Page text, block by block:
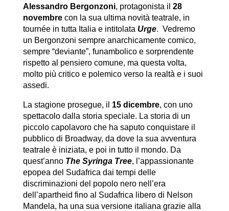
Alessandro Bergonzoni, protagonista il 28
novembrecon la sua ultima novità teatrale, in
tournée in tutta Italia e intitolata Urge. Vedremo
un Bergonzoni sempre anarchicamente comico,
sempre “deviante”, funambolico e sorprendente
rispetto al pensiero comune, ma questa volta,
molto più critico e polemico verso la realtà e i suoi
assedi.
La stagione prosegue, il 15 dicembre, con uno
spettacolo dalla storia speciale. La storia di un
piccolo capolavoro che ha saputo conquistare il
pubblico di Broadway, da dove la sua avventura
teatrale è iniziata, e poi in tutto il mondo. Da
quest’anno The Syringa Tree, l’appassionante
epopea del Sudafrica dai tempi delle
discriminazioni del popolo nero nell’era
dell’apartheid fino al Sudafrica libero di Nelson
Mandela, ha una sua versione italiana grazie alla